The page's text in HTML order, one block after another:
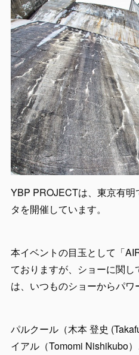
YBP PROJECTは、東京有
タを開催しています。
本イベントの目玉として「
ておりますが、ショーに関
は、いつものショーからパワ
パルクール（木本 登史
イアル（Tomomi Nishikubo